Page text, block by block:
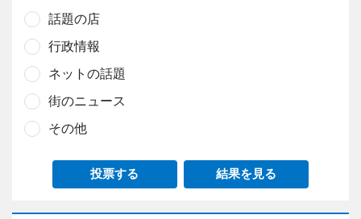
話題の店
行政情報
ネットの話題
街のニュース
その他
投票する 結果を見る